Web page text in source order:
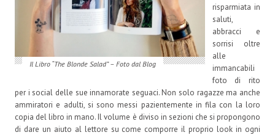
Il Libro “The Blonde Salad” – Foto dal Blog
risparmiata in
saluti,
abbracci e
sorrisi oltre
alle
immancabili
foto di rito
per i social delle sue innamorate seguaci. Non solo ragazze ma anche
ammiratori e adulti, si sono messi pazientemente in fila con la loro
copia del libro in mano. Il volume è diviso in sezioni che si propongono
di dare un aiuto al lettore su come comporre il proprio look in ogni